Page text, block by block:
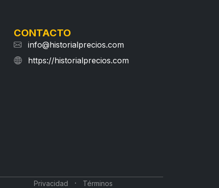
CONTACTO
info@historialprecios.com
https://historialprecios.com
Privacidad · Términos